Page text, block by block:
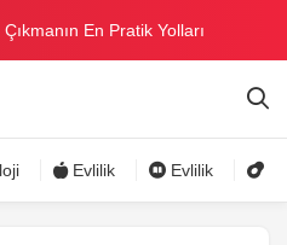
En Pratik Yolları
Evlilik Evlilik